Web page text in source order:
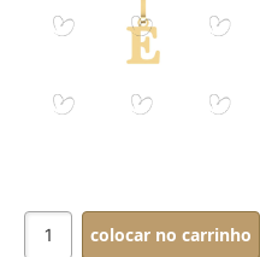
colocar no carrinho